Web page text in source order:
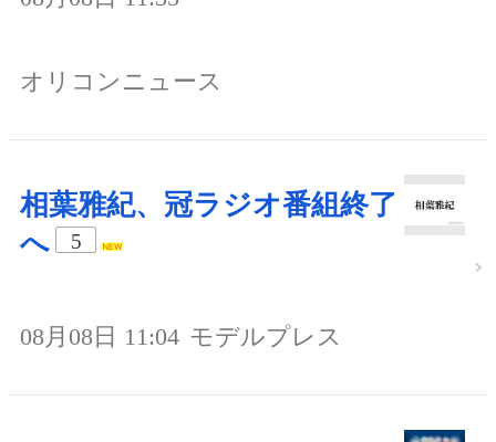
オリコンニュース
相葉雅紀、冠ラジオ番組終了
へ
5
08月08日 11:04 モデルプレス